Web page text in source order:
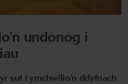
undonog i
sut i ymchwilio'n ddyfnach